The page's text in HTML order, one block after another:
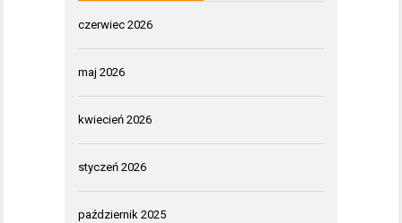
czerwiec 2026
maj 2026
kwiecień 2026
styczeń 2026
październik 2025